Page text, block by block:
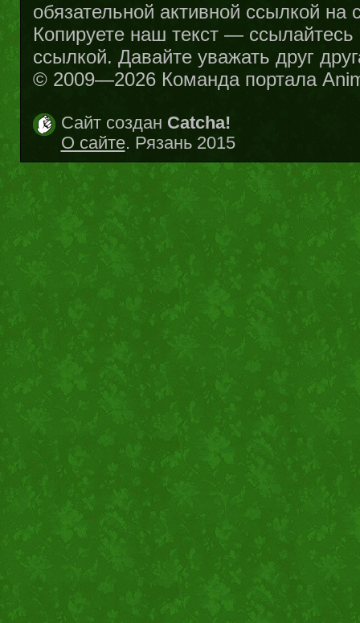
обязательной активной ссылкой на
Копируете наш текст —
ссылкой. Давайте уважать друг
© 2009—2026 Команда портала
Сайт создан Catcha!
О сайте. Рязань 2015